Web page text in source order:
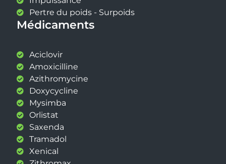
Xenical
Zithromax
Recherchez
2025 DocteurMed